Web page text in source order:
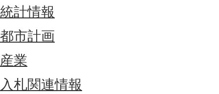
統計情報
都市計画
産業
入札関連情報